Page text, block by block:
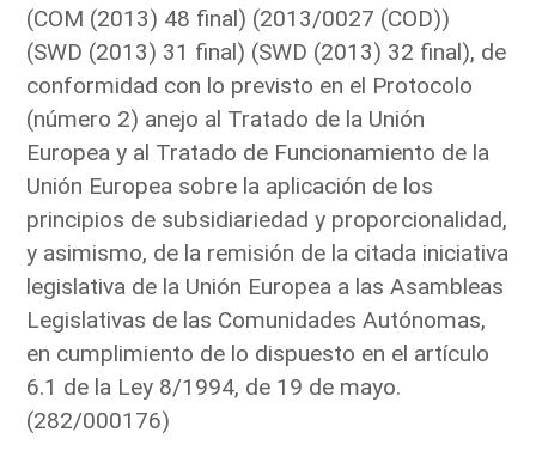
(COM (2013) 48 final) (2013/0027 (COD))
(SWD (2013) 31 final) (SWD (2013) 32 final), de
conformidad con lo previsto en el Protocolo
(número 2) anejo al Tratado de la Unión
Europea y al Tratado de Funcionamiento de la
Unión Europea sobre la aplicación de los
principios de subsidiariedad y proporcionalidad,
y asimismo, de la remisión de la citada iniciativa
legislativa de la Unión Europea a las Asambleas
Legislativas de las Comunidades Autónomas,
en cumplimiento de lo dispuesto en el artículo
6.1 de la Ley 8/1994, de 19 de mayo.
(282/000176)